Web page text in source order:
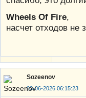
Wheels Of Fire,
насчет отходов не
Sozeenov
03-06-2026 06:15:23